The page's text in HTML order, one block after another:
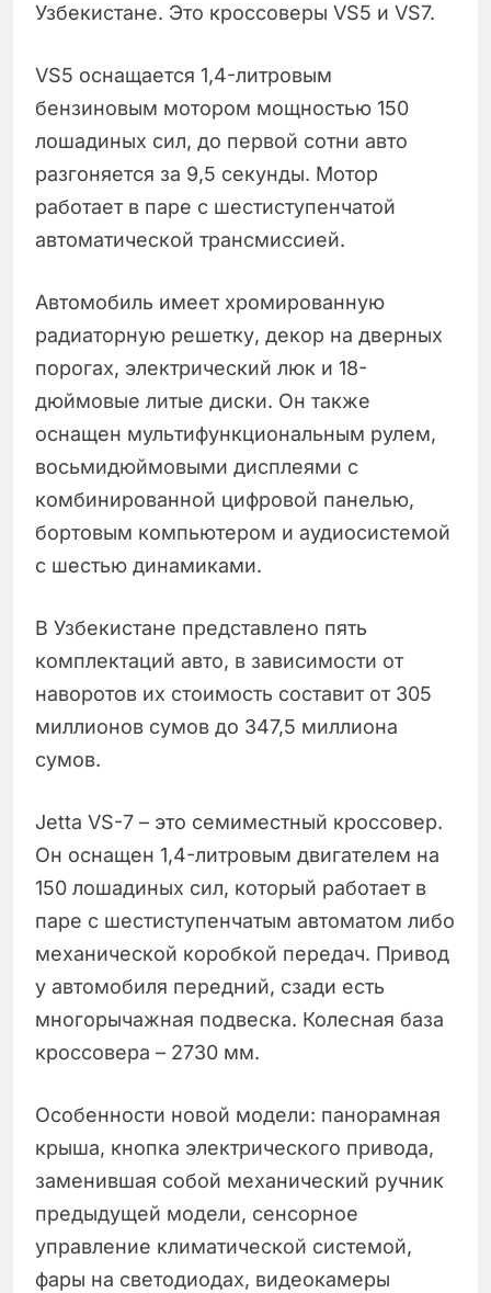
Узбекистане. Это кроссоверы VS5 и VS7.
VS5 оснащается 1,4-литровым
бензиновым мотором мощностью 150
лошадиных сил, до первой сотни авто
разгоняется за 9,5 секунды. Мотор
работает в паре с шестиступенчатой
автоматической трансмиссией.
Автомобиль имеет хромированную
радиаторную решетку, декор на дверных
порогах, электрический люк и 18-
дюймовые литые диски. Он также
оснащен мультифункциональным рулем,
восьмидюймовыми дисплеями с
комбинированной цифровой панелью,
бортовым компьютером и аудиосистемой
с шестью динамиками.
В Узбекистане представлено пять
комплектаций авто, в зависимости от
наворотов их стоимость составит от 305
миллионов сумов до 347,5 миллиона
сумов.
Jetta VS-7 – это семиместный кроссовер.
Он оснащен 1,4-литровым двигателем на
150 лошадиных сил, который работает в
паре с шестиступенчатым автоматом либо
механической коробкой передач. Привод
у автомобиля передний, сзади есть
многорычажная подвеска. Колесная база
кроссовера – 2730 мм.
Особенности новой модели: панорамная
крыша, кнопка электрического привода,
заменившая собой механический ручник
предыдущей модели, сенсорное
управление климатической системой,
фары на светодиодах, видеокамеры